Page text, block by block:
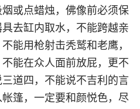
或点蜡烛，佛像前必须保
去缸内取水，不能跨越亲
能用枪射击秃鹫和老鹰，
能在众人面前放屁，更不
道四，不能说不吉利的言
篷，一定要和颜悦色，尽